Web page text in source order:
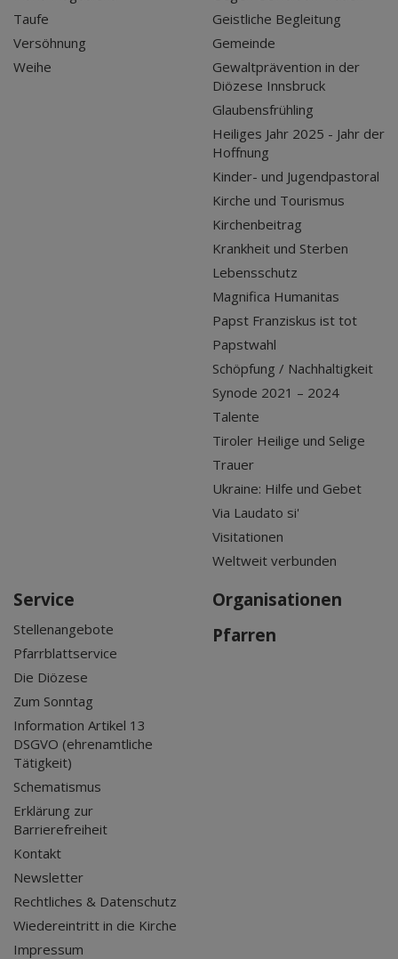
Taufe
Versöhnung
Weihe
Geistliche Begleitung
Gemeinde
Gewaltprävention in der
Diözese Innsbruck
Glaubensfrühling
Heiliges Jahr 2025 - Jahr der
Hoffnung
Kinder- und Jugendpastoral
Kirche und Tourismus
Kirchenbeitrag
Krankheit und Sterben
Lebensschutz
Magnifica Humanitas
Papst Franziskus ist tot
Papstwahl
Schöpfung / Nachhaltigkeit
Synode 2021 – 2024
Talente
Tiroler Heilige und Selige
Trauer
Ukraine: Hilfe und Gebet
Via Laudato si'
Visitationen
Weltweit verbunden
Service
Stellenangebote
Pfarrblattservice
Die Diözese
Zum Sonntag
Information Artikel 13
DSGVO (ehrenamtliche
Tätigkeit)
Schematismus
Erklärung zur
Barrierefreiheit
Kontakt
Newsletter
Rechtliches & Datenschutz
Wiedereintritt in die Kirche
Impressum
Organisationen
Pfarren